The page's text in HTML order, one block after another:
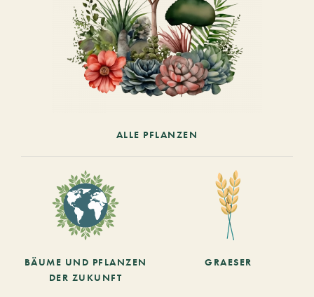
ALLE PFLANZEN
BÄUME UND PFLANZEN
DER ZUKUNFT
GRAESER